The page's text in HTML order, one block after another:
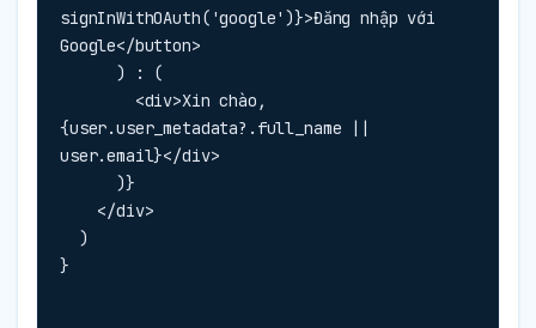
signInWithOAuth('google')}>Đăng nhập với
Google</button>
{user.user_metadata?.full_name ||
user.email}</div>
}